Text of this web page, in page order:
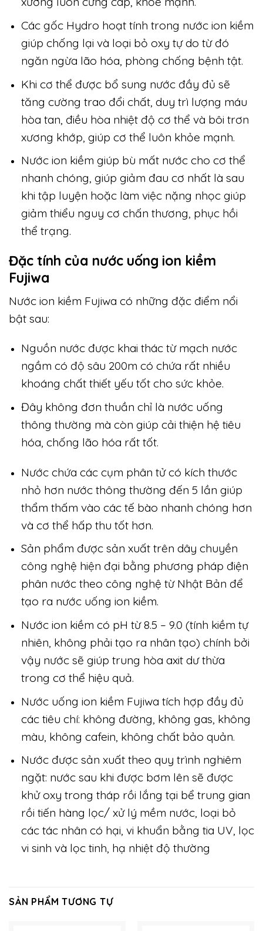
Các gốc Hydro hoạt tính trong nước ion kiềm
giúp chống lại và loại bỏ oxy tự do từ đó
ngăn ngừa lão hóa, phòng chống bệnh tật.
Khi cơ thể được bổ sung nước đầy đủ sẽ
tăng cường trao đổi chất, duy trì lượng máu
hòa tan, điều hòa nhiệt độ cơ thể và bôi trơn
xương khớp, giúp cơ thể luôn khỏe mạnh.
Nước ion kiềm giúp bù mất nước cho cơ thể
nhanh chóng, giúp giảm đau cơ nhất là sau
khi tập luyện hoặc làm việc nặng nhọc giúp
giảm thiểu nguy cơ chấn thương, phục hồi
thể trạng.
Đặc tính của nước uống ion kiềm
Fujiwa
Nước ion kiềm Fujiwa có những đặc điểm nổi
bật sau:
Nguồn nước được khai thác từ mạch nước
ngầm có độ sâu 200m có chứa rất nhiều
khoáng chất thiết yếu tốt cho sức khỏe.
Đây không đơn thuần chỉ là nước uống
thông thường mà còn giúp cải thiện hệ tiêu
hóa, chống lão hóa rất tốt.
Nước chứa các cụm phân tử có kích thước
nhỏ hơn nước thông thường đến 5 lần giúp
thẩm thấm vào các tế bào nhanh chóng hơn
và cơ thể hấp thu tốt hơn.
Sản phẩm được sản xuất trên dây chuyền
công nghệ hiện đại bằng phương pháp điện
phân nước theo công nghệ từ Nhật Bản để
tạo ra nước uống ion kiềm.
Nước ion kiềm có pH từ 8.5 – 9.0 (tính kiềm tự
nhiên, không phải tạo ra nhân tạo) chính bởi
vậy nước sẽ giúp trung hòa axit dư thừa
trong cơ thể hiệu quả.
Nước uống ion kiềm Fujiwa tích hợp đầy đủ
các tiêu chí: không đường, không gas, không
màu, không cafein, không chất bảo quản.
Nước được sản xuất theo quy trình nghiêm
ngặt: nước sau khi được bơm lên sẽ được
khử oxy trong tháp rồi lắng tại bể trung gian
rồi tiến hàng lọc/ xử lý mềm nước, loại bỏ
các tác nhân có hại, vi khuẩn bằng tia UV, lọc
vi sinh và lọc tinh, hạ nhiệt độ thường
SẢN PHẨM TƯƠNG TỰ